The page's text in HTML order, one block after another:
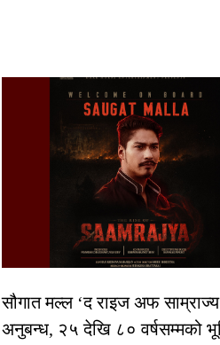
सौगात मल्ल ‘द राइज अफ
अनुबन्ध, २५ देखि ८० वर्षसम्मको